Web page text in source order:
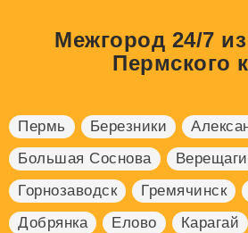
Межгород 24/7
Пермского
Пермь Березники
Большая Соснова
Горнозаводск
Гремячинск
Добрянка
Елово Карагай